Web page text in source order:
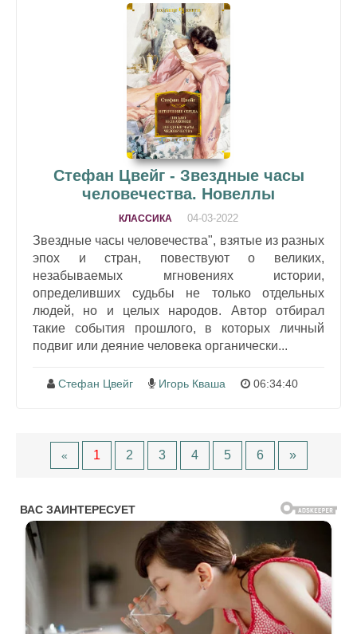
Стефан Цвейг - Звездные часы
человечества. Новеллы
КЛАССИКА 04-03-2022
Звездные часы человечества", взятые из разных
эпох и стран, повествуют о великих,
незабываемых мгновениях истории,
определивших судьбы не только отдельных
людей, но и целых народов. Автор отбирал
такие события прошлого, в которых личный
подвиг или деяние человека органически...
Стефан Цвейг Игорь Кваша 06:34:40
« 1 2 3 4 5 6 »